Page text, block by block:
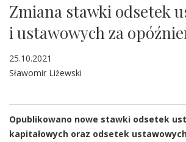
Zmiana stawki odsetek
i ustawowych za
25.10.2021
Sławomir Liżewski
Opublikowano nowe stawki odsetek
kapitałowych oraz odsetek